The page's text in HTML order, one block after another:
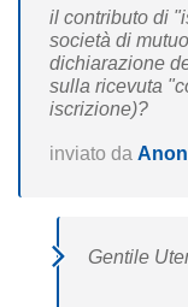
il contributo di
società di
dichiarazione
sulla ricevuta
iscrizione)?
inviato da
Gentile